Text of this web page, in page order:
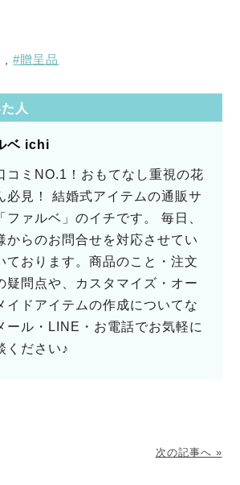
, 贈呈品
人
ベ ichi
コミNO.1！おもてなし重視の花
必見！ 結婚式アイテムの通販サ
ファルベ」のイチです。 毎日、
からのお問合せを対応させてい
ております。商品のこと・注文
疑問点や、カスタマイズ・オー
イドアイテムの作成についてな
ール・LINE・お電話でお気軽に
ください♪
次の記事へ »